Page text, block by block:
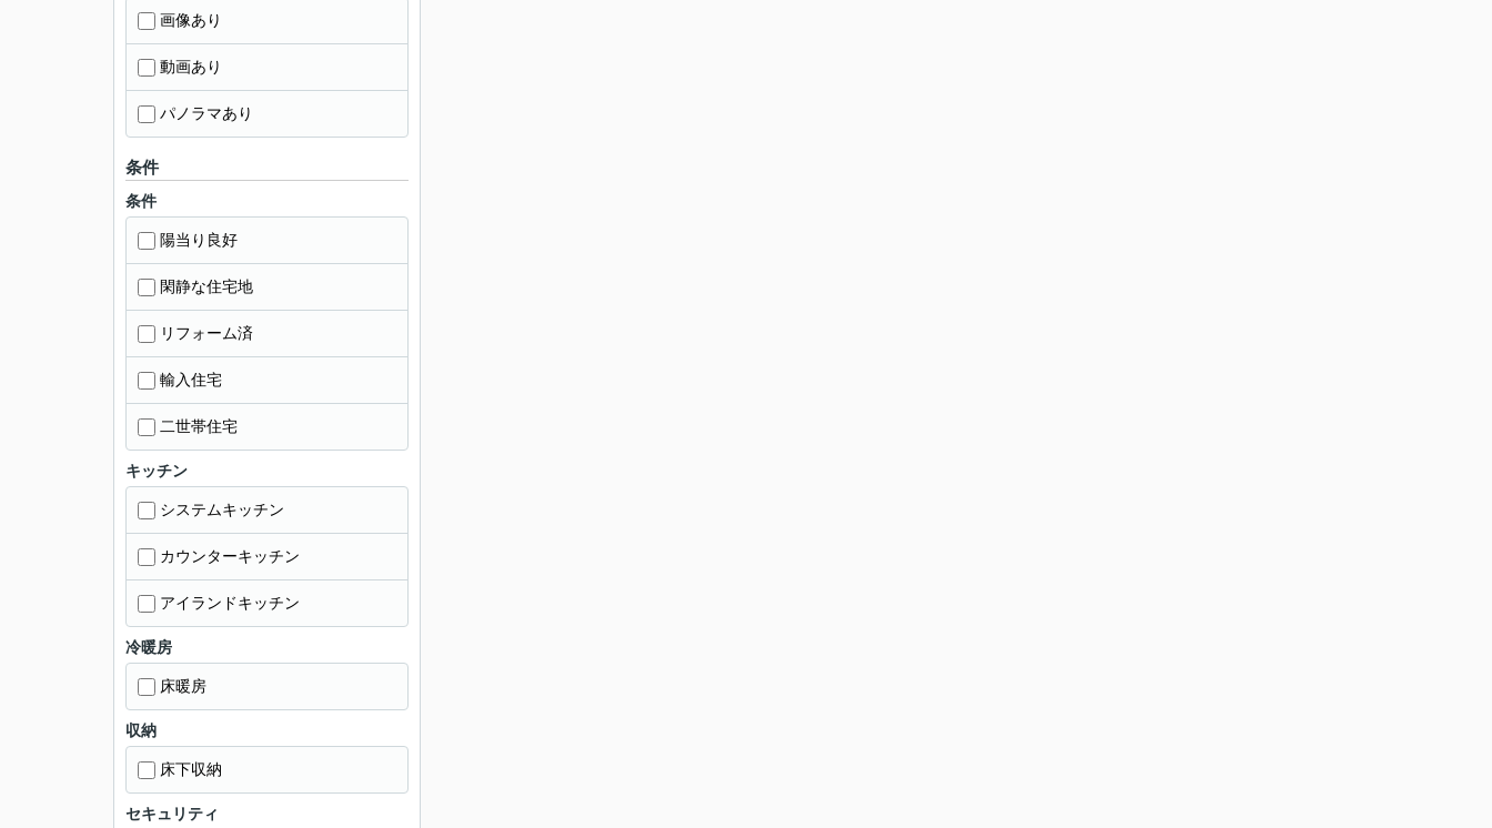
画像あり
動画あり
パノラマあり
条件
条件
陽当り良好
閑静な住宅地
リフォーム済
輸入住宅
二世帯住宅
キッチン
システムキッチン
カウンターキッチン
アイランドキッチン
冷暖房
床暖房
収納
床下収納
セキュリティ